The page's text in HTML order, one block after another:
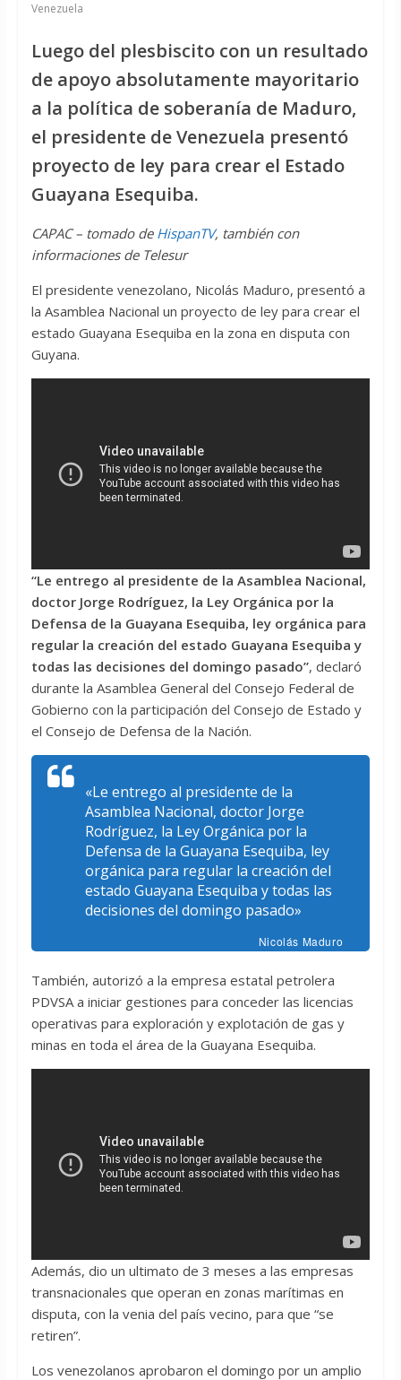
Venezuela
Luego del plesbiscito con un resultado
de apoyo absolutamente mayoritario
a la política de soberanía de Maduro,
el presidente de Venezuela presentó
proyecto de ley para crear el Estado
Guayana Esequiba.
CAPAC – tomado de HispanTV, también con
informaciones de Telesur
El presidente venezolano, Nicolás Maduro, presentó a
la Asamblea Nacional un proyecto de ley para crear el
estado Guayana Esequiba en la zona en disputa con
Guyana.
“Le entrego al presidente de la Asamblea Nacional,
doctor Jorge Rodríguez, la Ley Orgánica por la
Defensa de la Guayana Esequiba, ley orgánica para
regular la creación del estado Guayana Esequiba y
todas las decisiones del domingo pasado”, declaró
durante la Asamblea General del Consejo Federal de
Gobierno con la participación del Consejo de Estado y
el Consejo de Defensa de la Nación.
«Le entrego al presidente de la
Asamblea Nacional, doctor Jorge
Rodríguez, la Ley Orgánica por la
Defensa de la Guayana Esequiba, ley
orgánica para regular la creación del
estado Guayana Esequiba y todas las
decisiones del domingo pasado»
Nicolás Maduro
También, autorizó a la empresa estatal petrolera
PDVSA a iniciar gestiones para conceder las licencias
operativas para exploración y explotación de gas y
minas en toda el área de la Guayana Esequiba.
Además, dio un ultimato de 3 meses a las empresas
transnacionales que operan en zonas marítimas en
disputa, con la venia del país vecino, para que “se
retiren”.
Los venezolanos aprobaron el domingo por un amplio